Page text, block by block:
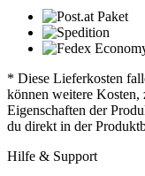
* Diese Lieferkosten
können weitere
Eigenschaften der
du direkt in der
Hilfe & Support